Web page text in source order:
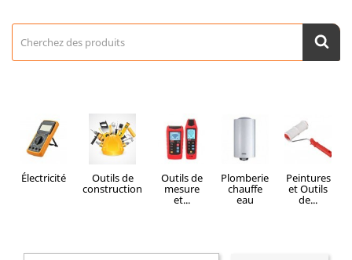
Électricité Outils de
construction
Outils de
mesure
et...
Plomberie
chauffe
eau
Peintures
et Outils
de...